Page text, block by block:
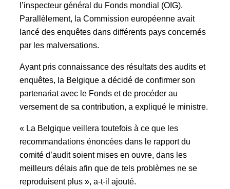
l’inspecteur général du Fonds mondial (OIG).
Parallèlement, la Commission européenne avait
lancé des enquêtes dans différents pays concernés
par les malversations.
Ayant pris connaissance des résultats des audits et
enquêtes, la Belgique a décidé de confirmer son
partenariat avec le Fonds et de procéder au
versement de sa contribution, a expliqué le ministre.
« La Belgique veillera toutefois à ce que les
recommandations énoncées dans le rapport du
comité d’audit soient mises en ouvre, dans les
meilleurs délais afin que de tels problèmes ne se
reproduisent plus », a-t-il ajouté.